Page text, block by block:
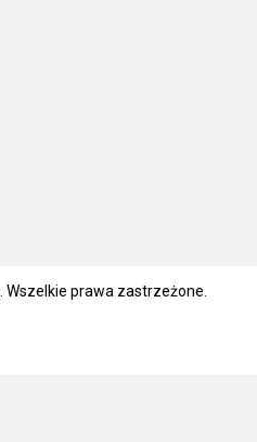
. Wszelkie prawa zastrzeżone.